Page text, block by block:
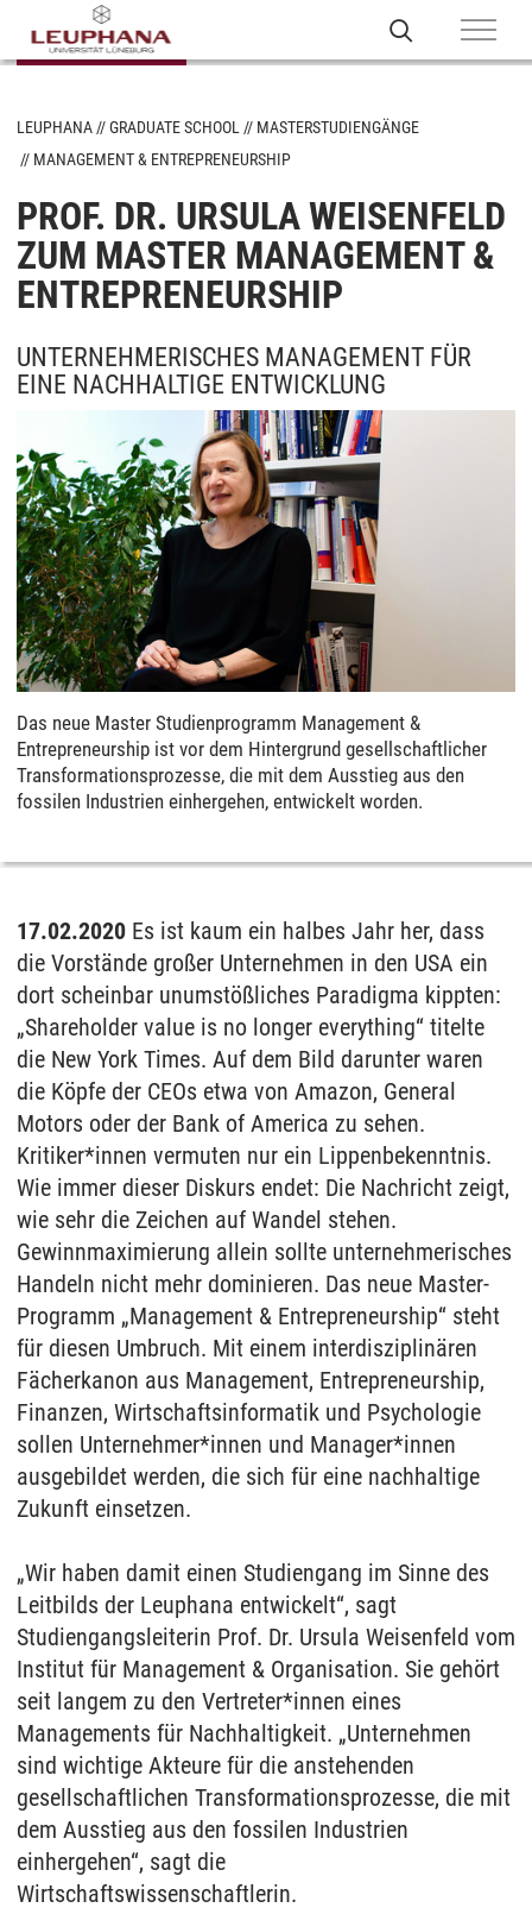
LEUPHANA GRADUATE SCHOOL
MASTERSTUDIENGÄNGE
MANAGEMENT & ENTREPRENEURSHIP
PROF. DR. URSULA WEISENFELD
ZUM MASTER MANAGEMENT &
ENTREPRENEURSHIP
UNTERNEHMERISCHES MANAGEMENT FÜR
EINE NACHHALTIGE ENTWICKLUNG
Das neue Master Studienprogramm Management &
Entrepreneurship ist vor dem Hintergrund gesellschaftlicher
Transformationsprozesse, die mit dem Ausstieg aus den
fossilen Industrien einhergehen, entwickelt worden.
17.02.2020 Es ist kaum ein halbes Jahr her, dass
die Vorstände großer Unternehmen in den USA ein
dort scheinbar unumstößliches Paradigma kippten:
„Shareholder value is no longer everything“ titelte
die New York Times. Auf dem Bild darunter waren
die Köpfe der CEOs etwa von Amazon, General
Motors oder der Bank of America zu sehen.
Kritiker*innen vermuten nur ein Lippenbekenntnis.
Wie immer dieser Diskurs endet: Die Nachricht zeigt,
wie sehr die Zeichen auf Wandel stehen.
Gewinnmaximierung allein sollte unternehmerisches
Handeln nicht mehr dominieren. Das neue Master-
Programm „Management & Entrepreneurship“ steht
für diesen Umbruch. Mit einem interdisziplinären
Fächerkanon aus Management, Entrepreneurship,
Finanzen, Wirtschaftsinformatik und Psychologie
sollen Unternehmer*innen und Manager*innen
ausgebildet werden, die sich für eine nachhaltige
Zukunft einsetzen.
„Wir haben damit einen Studiengang im Sinne des
Leitbilds der Leuphana entwickelt“, sagt
Studiengangsleiterin Prof. Dr. Ursula Weisenfeld vom
Institut für Management & Organisation. Sie gehört
seit langem zu den Vertreter*innen eines
Managements für Nachhaltigkeit. „Unternehmen
sind wichtige Akteure für die anstehenden
gesellschaftlichen Transformationsprozesse, die mit
dem Ausstieg aus den fossilen Industrien
einhergehen“, sagt die
Wirtschaftswissenschaftlerin.